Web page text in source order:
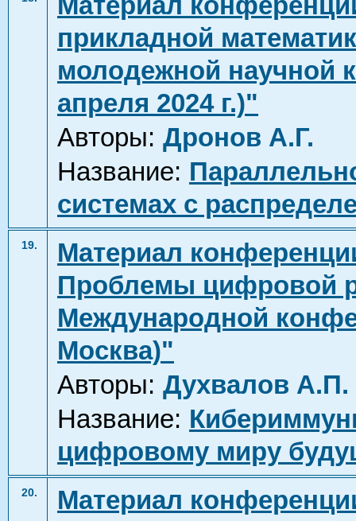
прикладной
молодежной научной
апреля 2024 г.)"
Авторы: Дронов А.Г.
Название:
системах с
19.
Материал
Проблемы цифровой
Международной
Москва)"
Авторы: Духвалов А.П.
Название:
цифровому миру
20.
Материал